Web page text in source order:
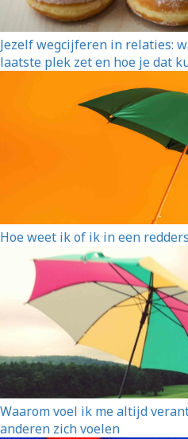
Jezelf wegcijferen in relaties:
laatste plek zet en hoe je dat
Hoe weet ik of ik in een
Waarom voel ik me altijd
anderen zich voelen